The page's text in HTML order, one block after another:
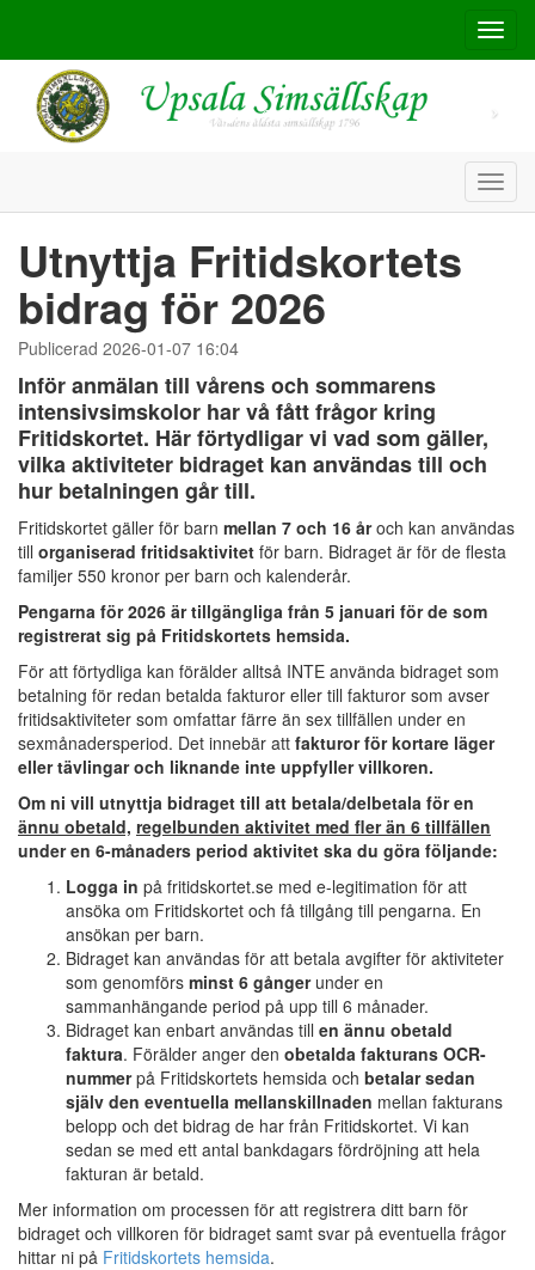
Utnyttja Fritidskortets
bidrag för 2026
Publicerad 2026-01-07 16:04
Inför anmälan till vårens och sommarens
intensivsimskolor har vå fått frågor kring
Fritidskortet. Här förtydligar vi vad som gäller,
vilka aktiviteter bidraget kan användas till och
hur betalningen går till.
Fritidskortet gäller för barn mellan 7 och 16 åroch kan användas
till organiserad fritidsaktivitet för barn. Bidraget är för de flesta
familjer 550 kronor per barn och kalenderår.
Pengarna för 2026 är tillgängliga från 5 januari för de som
registrerat sig på Fritidskortets hemsida.
För att förtydliga kan förälder alltså INTE använda bidraget som
betalning för redan betalda fakturor eller till fakturor som avser
fritidsaktiviteter som omfattar färre än sex tillfällen under en
sexmånadersperiod. Det innebär att fakturor för kortare läger
eller tävlingar och liknande inte uppfyller villkoren.
Om ni vill utnyttja bidraget till att betala/delbetala för en
ännu obetald, regelbunden aktivitet med fler än 6 tillfällen
under en 6-månaders period aktivitet ska du göra följande:
Logga in på fritidskortet.se med e-legitimation för att
ansöka om Fritidskortet och få tillgång till pengarna. En
ansökan per barn.
Bidraget kan användas för att betala avgifter för aktiviteter
som genomförs minst 6 gångerunder en
sammanhängande period på upp till 6 månader.
Bidraget kan enbart användas till en ännu obetald
faktura. Förälder anger den obetalda fakturans OCR-
nummerpå Fritidskortets hemsida och betalar sedan
själv den eventuella mellanskillnaden mellan fakturans
belopp och det bidrag de har från Fritidskortet. Vi kan
sedan se med ett antal bankdagars fördröjning att hela
fakturan är betald.
Mer information om processen för att registrera ditt barn för
bidraget och villkoren för bidraget samt svar på eventuella frågor
hittar ni på Fritidskortets hemsida.